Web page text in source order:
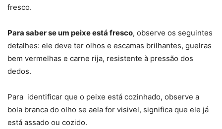
fresco.
Para saber se um peixe está fresco, observe os seguintes
detalhes: ele deve ter olhos e escamas brilhantes, guelras
bem vermelhas e carne rija, resistente à pressão dos
dedos.
Para identificar que o peixe está cozinhado, observe a
bola branca do olho se aela for visivel, significa que ele já
está assado ou cozido.